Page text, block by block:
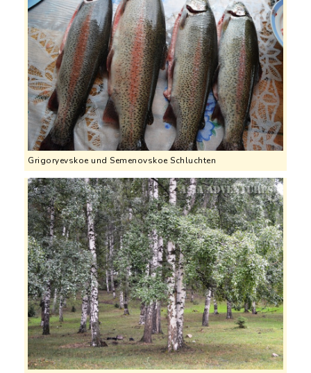
Grigoryevskoe und Semenovskoe Schluchten